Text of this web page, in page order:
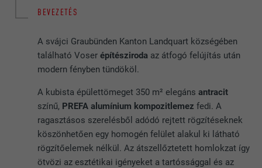
BEVEZETÉS
A svájci Graubünden Kanton Landquart községében
található Voserépítésziroda az átfogó felújítás után
modern fényben tündököl.
A kubista épülettömeget 350 m² elegánsantracit
színű, PREFA alumínium kompozitlemez fedi. A
ragasztásos szerelésből adódó rejtett rögzítéseknek
köszönhetően egy homogén felület alakul ki látható
rögzítőelemek nélkül. Az átszellőztetett homlokzat így
ötvözi az esztétikai igényeket a tartóssággal és az